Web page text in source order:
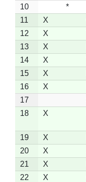
10
*
11
X
12
X
13
X
14
X
15
X
16
X
17
18
X
19 X
20
X
21
X
22
X